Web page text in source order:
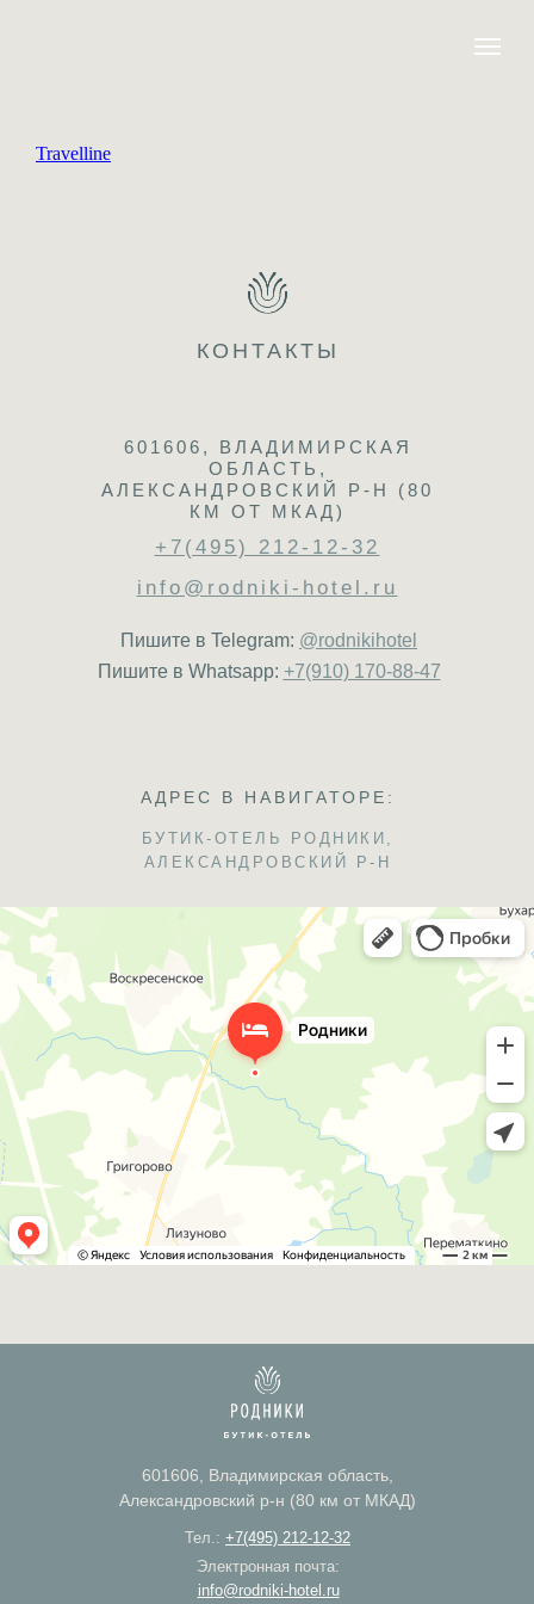
Travelline
КОНТАКТЫ
601606, ВЛАДИМИРСКАЯ
ОБЛАСТЬ,
АЛЕКСАНДРОВСКИЙ Р-Н (80
КМ ОТ МКАД)
+7(495) 212-12-32
info@rodniki-hotel.ru
Пишите в Telegram: @rodnikihotel
Пишите в Whatsapp: +7(910) 170-88-47
АДРЕС В НАВИГАТОРЕ:
БУТИК-ОТЕЛЬ РОДНИКИ,
АЛЕКСАНДРОВСКИЙ Р-Н
Электронная почта:
info@rodniki-hotel.ru
601606, Владимирская область,
Александровский р-н (80 км от МКАД)
Тел.: +7(495) 212-12-32